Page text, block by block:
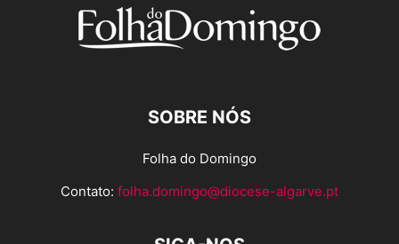
SOBRE NÓS
Folha do Domingo
Contato: folha.domingo@diocese-algarve.pt